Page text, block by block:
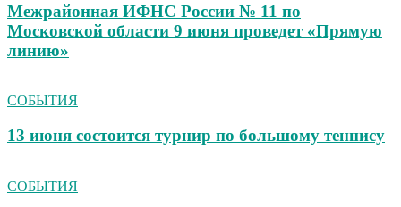
Межрайонная ИФНС России № 11 по
Московской области 9 июня проведет «Прямую
линию»
СОБЫТИЯ
13 июня состоится турнир по большому теннису
СОБЫТИЯ